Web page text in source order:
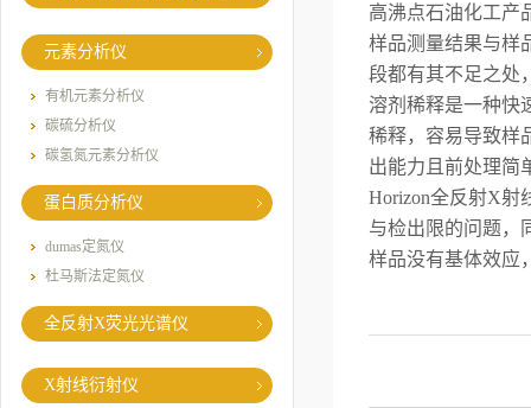
元素分析仪
有机元素分析仪
碳硫分析仪
碳氢氮元素分析仪
蛋白质分析仪
dumas定氮仪
杜马斯法定氮仪
全反射X荧光光谱仪
X射线衍射仪
高沸点石油化工产
样品测量结果与样
段都有其不足之处
溶剂稀释是一种快
稀释，容易导致样
出能力且前处理简
Horizon全反射X射
与检出限的问题，
样品没有基体效应